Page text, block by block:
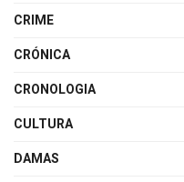
CRIME
CRÓNICA
CRONOLOGIA
CULTURA
DAMAS